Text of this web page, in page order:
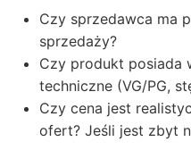
Czy sprzedawca ma
sprzedaży?
Czy produkt posiada
techniczne (VG/PG,
Czy cena jest
ofert? Jeśli jest zbyt